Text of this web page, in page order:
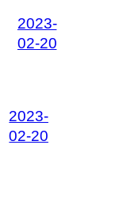
2023-
02-20
2023-
02-20